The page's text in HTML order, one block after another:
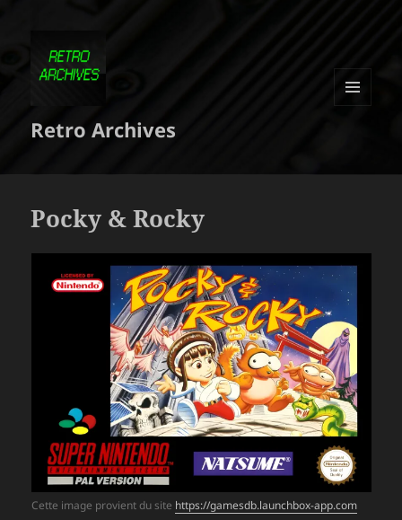
Retro Archives
Pocky & Rocky
Cette image provient du site https://gamesdb.launchbox-app.com